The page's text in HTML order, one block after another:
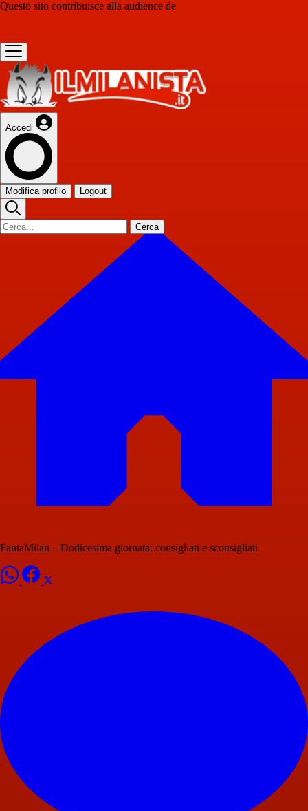
Questo sito contribuisce alla audience de
Accedi
Modifica profilo Logout
Cerca
FantaMilan – Dodicesima giornata: consigliati e sconsigliati